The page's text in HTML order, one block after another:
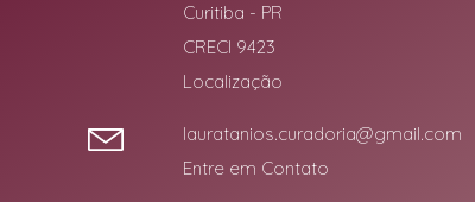
Curitiba - PR
CRECI 9423
Localização
lauratanios.curadoria@gmail.com
Entre em Contato